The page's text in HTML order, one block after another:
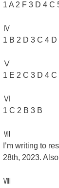
1 A 2 F 3 D 4 C
Ⅳ
1 B 2 D 3 C 4 D
Ⅴ
1 E 2 C 3 D 4 C
Ⅵ
1 C 2 B 3 B
Ⅶ
I’m writing to
28th, 2023.
Ⅷ